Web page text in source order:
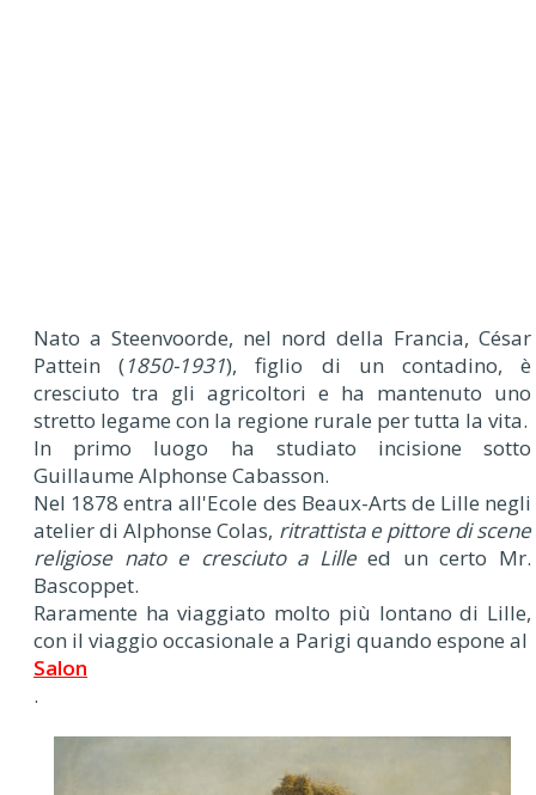
Nato a Steenvoorde, nel nord della Francia, César
Pattein (1850-1931), figlio di un contadino, è
cresciuto tra gli agricoltori e ha mantenuto uno
stretto legame con la regione rurale per tutta la vita.
In primo luogo ha studiato incisione sotto
Guillaume Alphonse Cabasson.
Nel 1878 entra all'Ecole des Beaux-Arts de Lille negli
atelier di Alphonse Colas, ritrattista e pittore di scene
religiose nato e cresciuto a Lilleed un certo Mr.
Bascoppet.
Raramente ha viaggiato molto più lontano di Lille,
con il viaggio occasionale a Parigi quando espone al
Salon
.